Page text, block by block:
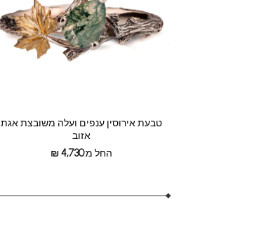
טבעת אירוסין ענפים ועלה משובצת אגת
אזוב
החל מ:
₪4,730